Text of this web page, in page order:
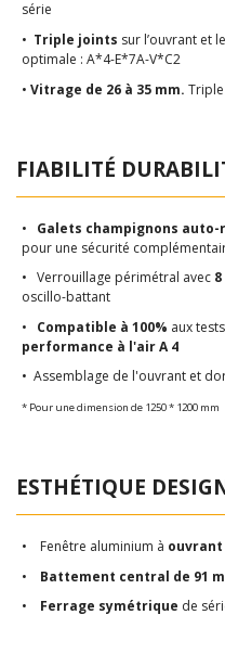
série
• Triple joints sur l’ouvrant et
optimale : A*4-E*7A-V*C2
• Vitrage de 26 à 35 mm.
FIABILITÉ
• Galets champignons auto-
pour une sécurité
• Verrouillage périmétral avec
oscillo-battant
• Compatible à 100% aux
performance à l'air A 4
• Assemblage de l'ouvrant et
* Pour une dimension de 1250 * 1200 mm
ESTHÉTIQUE
• Fenêtre aluminium à ouvrant
• Battement central de 91
• Ferrage symétrique de